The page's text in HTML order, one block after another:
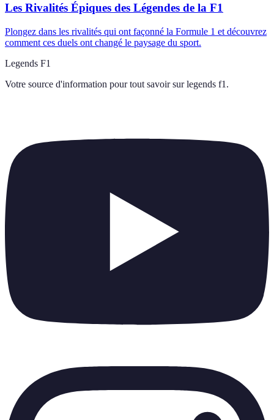
Les Rivalités Épiques des Légendes de la F1
Plongez dans les rivalités qui ont façonné la Formule 1 et découvrez
comment ces duels ont changé le paysage du sport.
Legends F1
Votre source d'information pour tout savoir sur legends f1 .